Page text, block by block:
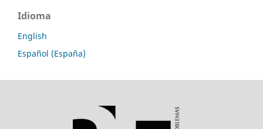
Idioma
English
Español (España)